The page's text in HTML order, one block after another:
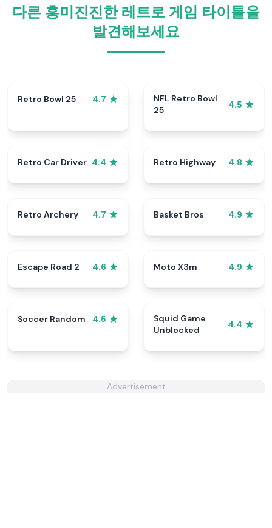
다른 흥미진진한 레트로 게임 타이틀을
발견해보세요
Retro Bowl 25 4.7
NFL Retro Bowl
25
4.5
Retro Car Driver 4.4 Retro Highway 4.8
Retro Archery 4.7 Basket Bros 4.9
Escape Road 2 4.6 Moto X3m 4.9
Soccer Random 4.5
Squid Game
Unblocked
4.4
Advertisement